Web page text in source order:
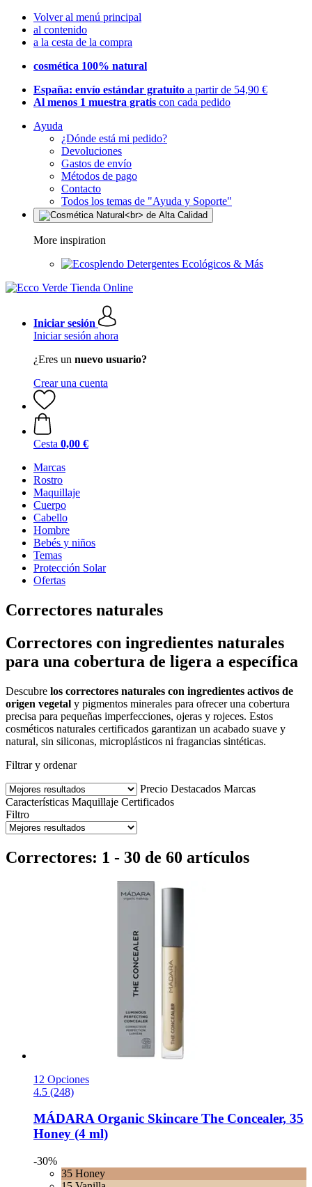
Volver al menú principal
al contenido
a la cesta de la compra
cosmética 100% natural
España: envío estándar gratuito a partir de 54,90 €
Al menos 1 muestra gratis con cada pedido
Ayuda
¿Dónde está mi pedido?
Devoluciones
Gastos de envío
Métodos de pago
Contacto
Todos los temas de "Ayuda y Soporte"
More inspiration
Detergentes Ecológicos & Más
Iniciar sesión
Iniciar sesión ahora
¿Eres un nuevo usuario?
Crear una cuenta
Cesta 0,00 €
Marcas
Rostro
Maquillaje
Cuerpo
Cabello
Hombre
Bebés y niños
Temas
Protección Solar
Ofertas
Correctores naturales
Correctores con ingredientes naturales
para una cobertura de ligera a específica
Descubre los correctores naturales con ingredientes activos de
origen vegetal y pigmentos minerales para ofrecer una cobertura
precisa para pequeñas imperfecciones, ojeras y rojeces. Estos
cosméticos naturales certificados garantizan un acabado suave y
natural, sin siliconas, microplásticos ni fragancias sintéticas.
Filtrar y ordenar
Precio Destacados Marcas
Características Maquillaje Certificados
Filtro
Correctores: 1 - 30 de 60 artículos
12 Opciones
4.5 (248)
MÁDARA Organic Skincare The Concealer, 35
Honey (4 ml)
-30%
35 Honey